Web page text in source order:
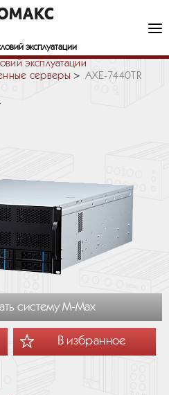
эксплуатации
эксплуатации
серверы
AXE-7440TR
систему М-Мах
В избранное